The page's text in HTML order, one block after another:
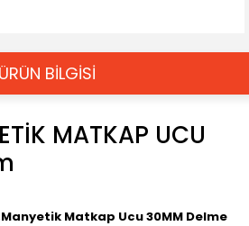
ÜRÜN BİLGİSİ
MATKAP UCU
Manyetik Matkap Ucu 30MM Delme